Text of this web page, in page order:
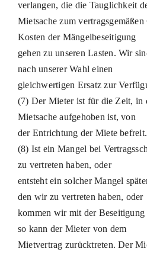
verlangen, die die Tauglichkeit
Mietsache zum
Kosten der Mängelbeseitigung
gehen zu unseren Lasten. Wir
nach unserer Wahl einen
gleichwertigen Ersatz zur
(7) Der Mieter ist für die Zeit, in
Mietsache aufgehoben ist, von
der Entrichtung der Miete befreit.
(8) Ist ein Mangel bei
zu vertreten haben, oder
entsteht ein solcher Mangel
den wir zu vertreten haben, oder
kommen wir mit der Beseitigung
so kann der Mieter von dem
Mietvertrag zurücktreten. Der